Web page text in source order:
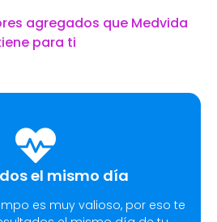
agregados que Medvida
para ti
el mismo día
es muy valioso, por eso te